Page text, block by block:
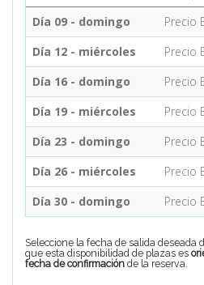
MÁS
Día 09 - domingo
Precio
Día 12 - miércoles
Precio
Día 16 - domingo
Precio
Día 19 - miércoles
Precio
Día 23 - domingo
Precio
Día 26 - miércoles
Precio
Día 30 - domingo
Precio
Seleccione la fecha de salida deseada
que esta disponibilidad de plazas es
fecha de confirmación de la reserva.